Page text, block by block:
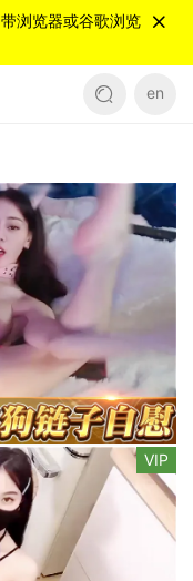
浏览器或谷歌浏览
en
VIP